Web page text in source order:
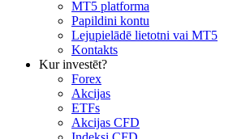
MT5 platforma
Papildini kontu
Lejupielādē lietotni vai MT5
Kontakts
Kur investēt?
Forex
Akcijas
ETFs
Akcijas CFD